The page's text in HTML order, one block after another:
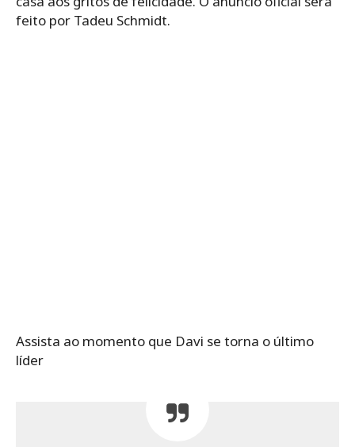
feito por Tadeu Schmidt.
Assista ao momento que Davi se torna o último
líder